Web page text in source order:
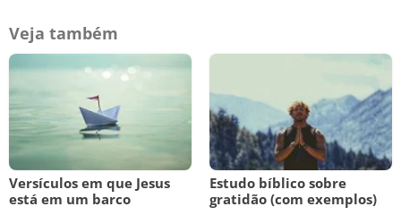
Veja também
Versículos em que Jesus
está em um barco
Estudo bíblico sobre
gratidão (com exemplos)